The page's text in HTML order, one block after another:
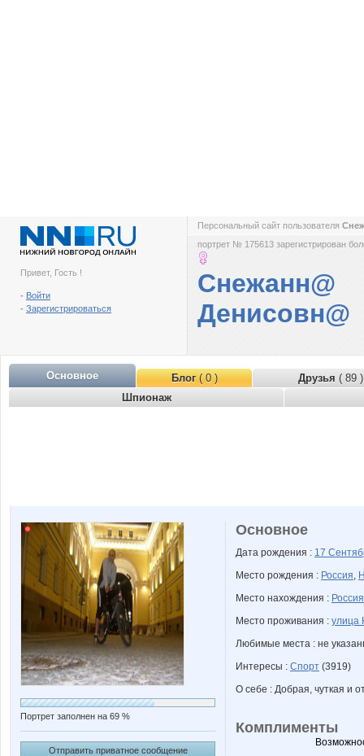
Привет, Гость !
- Войти
- Зарегистрироваться
Персональный сайт пользователя
портрет № 175613 зарегистрирован
Снежанн@
Денисовн@
Основное Блог( 0 ) Друзья ( 89 )
Шпионаж
Портрет заполнен на 69 %
Отправить приватное сообщение
Основное
Дата рождения : 17
Место рождения : Россия,
Место нахождения : Россия
Место проживания : улица
Любимые места : не
Интересы : Спорт (3919)
О себе : Добрая, чуткая и
Комплименты